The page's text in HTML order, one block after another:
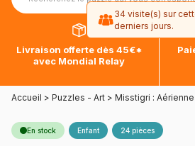
Livraison offerte dès 45€*
avec Mondial Relay
Accueil > Puzzles - Art > Misstigri : Aérienne
En stock Enfant 24 pièces
34 visite(s) sur
derniers jours.